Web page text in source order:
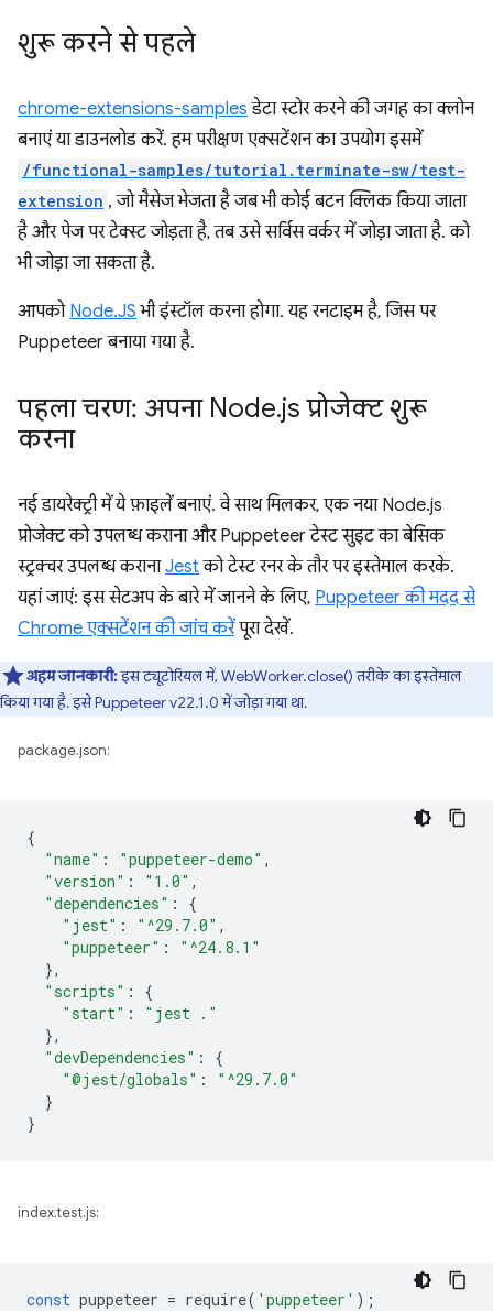
शुरू करने से पहले
chrome-extensions-samples डेटा स्टोर करने की जगह का क्लोन
बनाएं या डाउनलोड करें. हम परीक्षण एक्सटेंशन का उपयोग इसमें
/functional-samples/tutorial.terminate-sw/test-
extension , जो मैसेज भेजता है जब भी कोई बटन क्लिक किया जाता
है और पेज पर टेक्स्ट जोड़ता है, तब उसे सर्विस वर्कर में जोड़ा जाता है. को
भी जोड़ा जा सकता है.
आपको Node.JS भी इंस्टॉल करना होगा. यह रनटाइम है, जिस पर
Puppeteer बनाया गया है.
पहला चरण: अपना Node.js प्रोजेक्ट शुरू
करना
नई डायरेक्ट्री में ये फ़ाइलें बनाएं. वे साथ मिलकर, एक नया Node.js
प्रोजेक्ट को उपलब्ध कराना और Puppeteer टेस्ट सुइट का बेसिक
स्ट्रक्चर उपलब्ध करानाJestको टेस्ट रनर के तौर पर इस्तेमाल करके.
यहां जाएं: इस सेटअप के बारे में जानने के लिए, Puppeteer की मदद से
Chrome एक्सटेंशन की जांच करेंपूरा देखें.
अहम जानकारी:इस ट्यूटोरियल में, WebWorker.close() तरीके का इस्तेमाल
किया गया है. इसे Puppeteer v22.1.0 में जोड़ा गया था.
package.json:
{
"name" : "puppeteer-demo" ,
"version" : "1.0" ,
"dependencies" :
{
"jest" : "^29.7.0" ,
"puppeteer" :
"^24.8.1"
},
"scripts" :
{
"start" :
"jest ."
},
"devDependencies" :
{
"@jest/globals" :
"^29.7.0"
}
}
index.test.js:
const puppeteer = require( 'puppeteer' );